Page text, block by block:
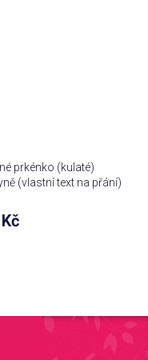
prkénko (kulaté)
(vlastní text na přání)